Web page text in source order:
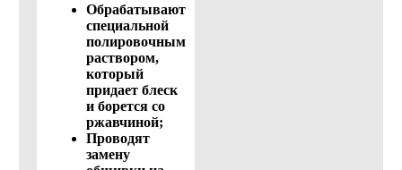
Обрабатывают
специальной
полировочным
раствором,
который
придает блеск
и борется со
ржавчиной;
Проводят
замену